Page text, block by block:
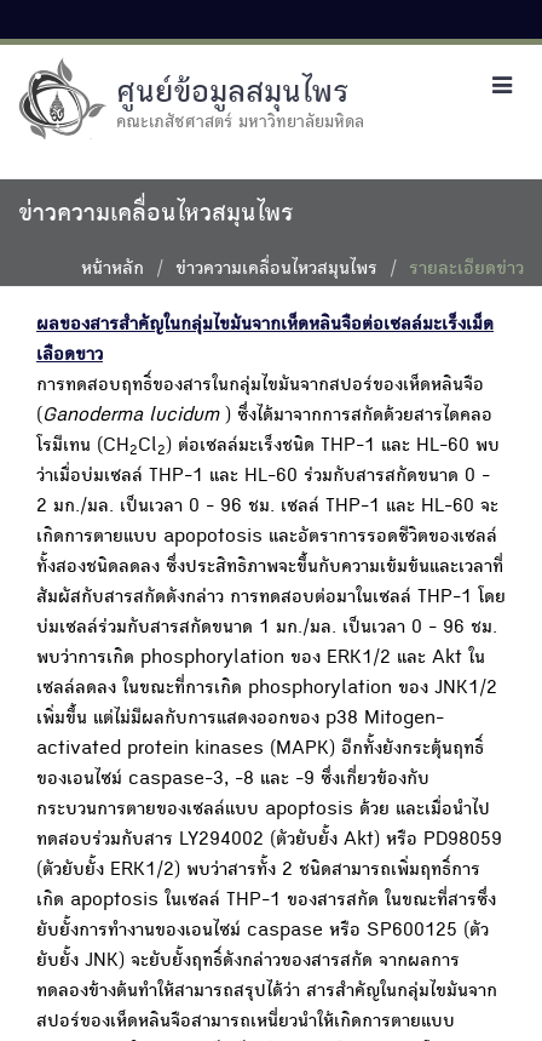
ศูนย์ข้อมูลสมุนไพร
คณะเภสัชศาสตร์ มหาวิทยาลัยมหิดล
ข่าวความเคลื่อนไหวสมุนไพร
หน้าหลัก ข่าวความเคลื่อนไหวสมุนไพร รายละเอียดข่าว
ผลของสารสำคัญในกลุ่มไขมันจากเห็ดหลินจือต่อเซลล์มะเร็งเม็ด
เลือดขาว
การทดสอบฤทธิ์ของสารในกลุ่มไขมันจากสปอร์ของเห็ดหลินจือ
(Ganoderma lucidum ) ซึ่งได้มาจากการสกัดด้วยสารไดคลอ
โรมีเทน (CH2Cl2 ) ต่อเซลล์มะเร็งชนิด THP-1 และ HL-60 พบ
ว่าเมื่อบ่มเซลล์ THP-1 และ HL-60 ร่วมกับสารสกัดขนาด 0 -
2 มก./มล. เป็นเวลา 0 - 96 ชม. เซลล์ THP-1 และ HL-60 จะ
เกิดการตายแบบ apopotosis และอัตราการรอดชีวิตของเซลล์
ทั้งสองชนิดลดลง ซึ่งประสิทธิภาพจะขึ้นกับความเข้มข้นและเวลาที่
สัมผัสกับสารสกัดดังกล่าว การทดสอบต่อมาในเซลล์ THP-1 โดย
บ่มเซลล์ร่วมกับสารสกัดขนาด 1 มก./มล. เป็นเวลา 0 - 96 ชม.
พบว่าการเกิด phosphorylation ของ ERK1/2 และ Akt ใน
เซลล์ลดลง ในขณะที่การเกิด phosphorylation ของ JNK1/2
เพิ่มขึ้น แต่ไม่มีผลกับการแสดงออกของ p38 Mitogen-
activated protein kinases (MAPK) อีกทั้งยังกระตุ้นฤทธิ์
ของเอนไซม์ caspase-3, -8 และ -9 ซึ่งเกี่ยวข้องกับ
กระบวนการตายของเซลล์แบบ apoptosis ด้วย และเมื่อนำไป
ทดสอบร่วมกับสาร LY294002 (ตัวยับยั้ง Akt) หรือ PD98059
(ตัวยับยั้ง ERK1/2) พบว่าสารทั้ง 2 ชนิดสามารถเพิ่มฤทธิ์การ
เกิด apoptosis ในเซลล์ THP-1 ของสารสกัด ในขณะที่สารซึ่ง
ยับยั้งการทำงานของเอนไซม์ caspase หรือ SP600125 (ตัว
ยับยั้ง JNK) จะยับยั้งฤทธิ์ดังกล่าวของสารสกัด จากผลการ
ทดลองข้างต้นทำให้สามารถสรุปได้ว่า สารสำคัญในกลุ่มไขมันจาก
สปอร์ของเห็ดหลินจือสามารถเหนี่ยวนำให้เกิดการตายแบบ